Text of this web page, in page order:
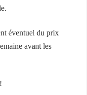
éventuel du prix
avant les